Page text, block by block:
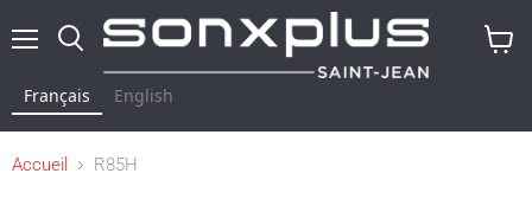
Français English
Accueil R85H